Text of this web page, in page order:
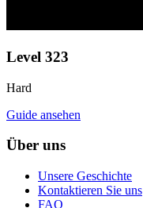
Level 323
Hard
Guide ansehen
Über uns
Unsere Geschichte
Kontaktieren Sie uns
FAQ